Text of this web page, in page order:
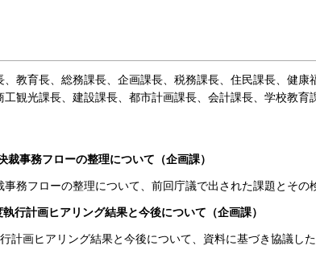
、教育長、総務課長、企画課長、税務課長、住民課長、健康
工観光課長、建設課長、都市計画課長、会計課長、学校教
裁事務フローの整理について（企画課）
事務フローの整理について、前回庁議で出された課題とその
行計画ヒアリング結果と今後について（企画課）​​​​​​​
計画ヒアリング結果と今後について、資料に基づき協議した